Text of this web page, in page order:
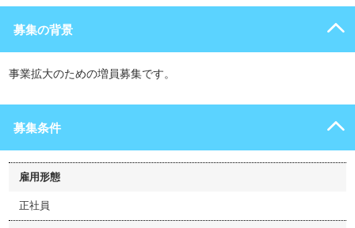
募集の背景
事業拡大のための増員募集です。
募集条件
雇用形態
正社員